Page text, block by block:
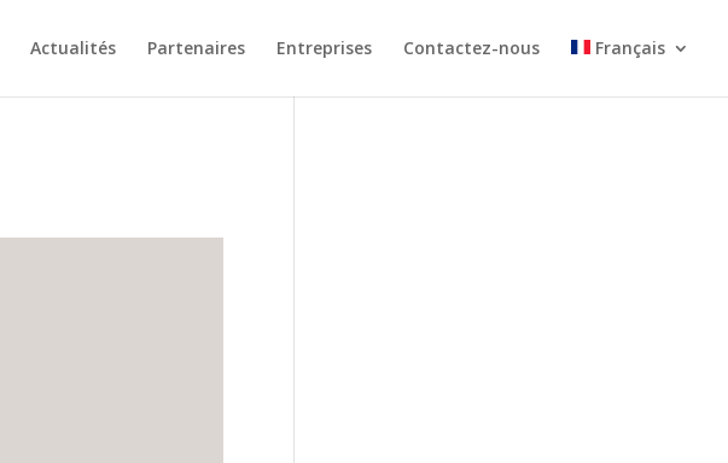
Actualités Partenaires Entreprises Contactez-nous Français